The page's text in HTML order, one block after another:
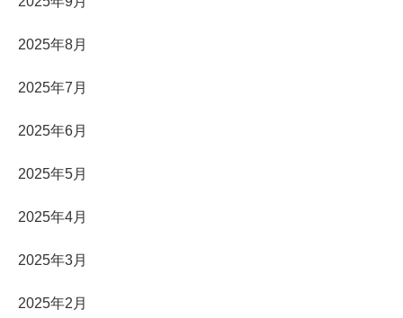
2025年8月
2025年7月
2025年6月
2025年5月
2025年4月
2025年3月
2025年2月